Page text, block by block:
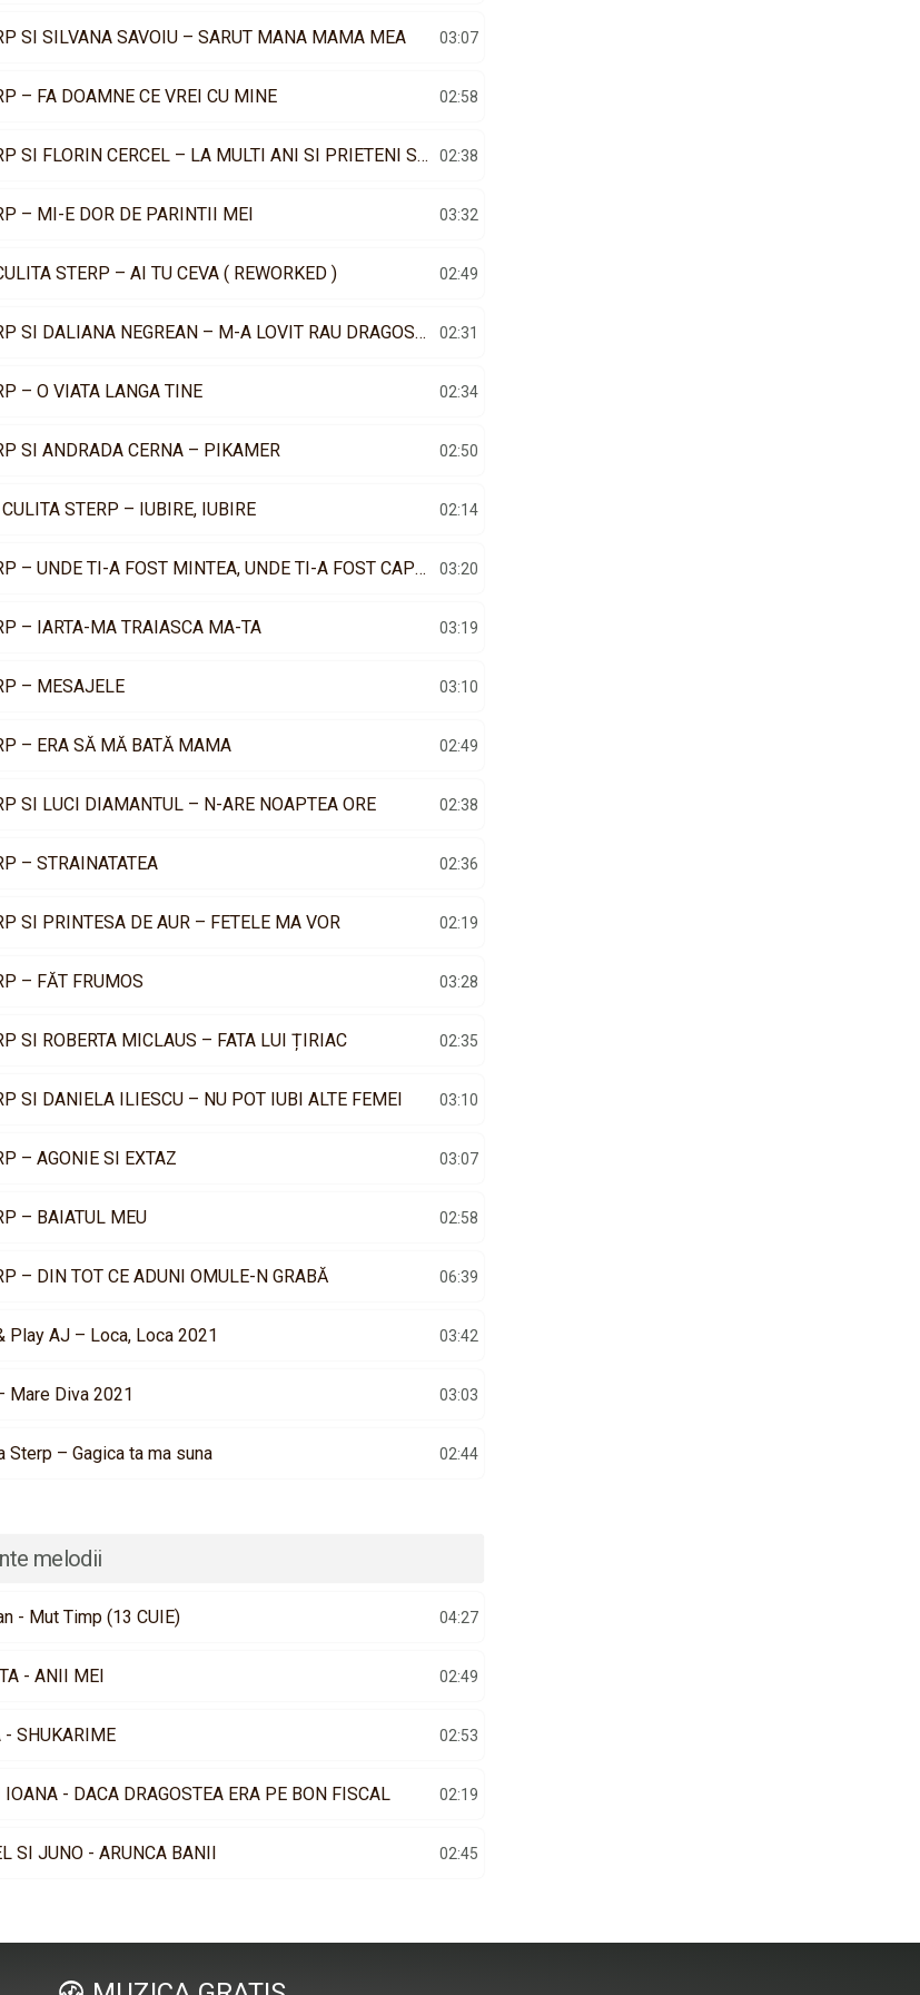
SI SILVANA SAVOIU – SARUT MANA MAMA MEA 03:07
– FA DOAMNE CE VREI CU MINE 02:58
CULITA STERP SI FLORIN CERCEL – LA MULTI ANI SI PRIETENI SI DUSMANI 02:38
– MI-E DOR DE PARINTII MEI 03:32
STERP – AI TU CEVA ( REWORKED ) 02:49
CULITA STERP SI DALIANA NEGREAN – M-A LOVIT RAU DRAGOSTEA 02:31
– O VIATA LANGA TINE 02:34
SI ANDRADA CERNA – PIKAMER 02:50
STERP – IUBIRE, IUBIRE 02:14
CULITA STERP – UNDE TI-A FOST MINTEA, UNDE TI-A FOST CAPUL 03:20
– IARTA-MA TRAIASCA MA-TA 03:19
– MESAJELE 03:10
– ERA SĂ MĂ BATĂ MAMA 02:49
SI LUCI DIAMANTUL – N-ARE NOAPTEA ORE 02:38
– STRAINATATEA 02:36
SI PRINTESA DE AUR – FETELE MA VOR 02:19
– FĂT FRUMOS 03:28
SI ROBERTA MICLAUS – FATA LUI ȚIRIAC 02:35
SI DANIELA ILIESCU – NU POT IUBI ALTE FEMEI 03:10
– AGONIE SI EXTAZ 03:07
– BAIATUL MEU 02:58
– DIN TOT CE ADUNI OMULE-N GRABĂ 06:39
Play AJ – Loca, Loca 2021 03:42
Mare Diva 2021 03:03
Sterp – Gagica ta ma suna 02:44
melodii
- Mut Timp (13 CUIE) 04:27
- ANII MEI 02:49
- SHUKARIME 02:53
IOANA - DACA DRAGOSTEA ERA PE BON FISCAL 02:19
SI JUNO - ARUNCA BANII 02:45